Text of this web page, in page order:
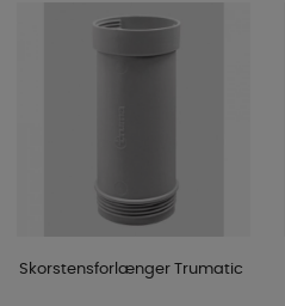
Skorstensforlænger Trumatic